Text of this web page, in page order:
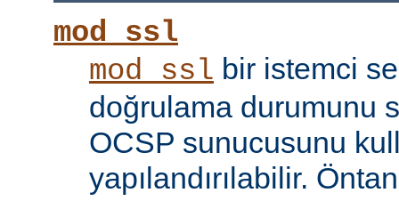
mod_ssl
mod_ssl bir istemci
doğrulama durumunu
OCSP sunucusunu
yapılandırılabilir.